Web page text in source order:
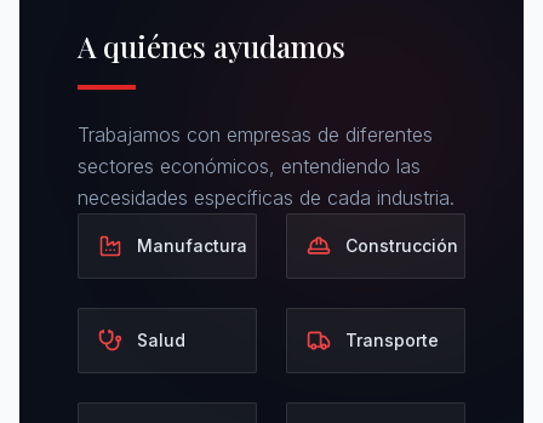
A quiénes ayudamos
Trabajamos con empresas de diferentes
sectores económicos, entendiendo las
necesidades específicas de cada industria.
Manufactura Construcción
Salud Transporte